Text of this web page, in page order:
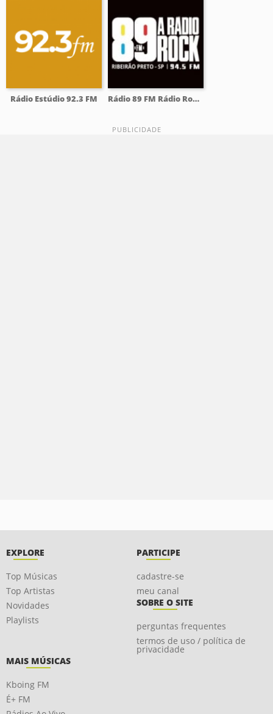
Rádio Estúdio 92.3 FM Rádio 89 FM Rádio Rock 94.5 FM
EXPLORE
Top Músicas
Top Artistas
Novidades
Playlists
PARTICIPE
cadastre-se
meu canal
SOBRE O SITE
perguntas frequentes
termos de uso / política de
privacidade
MAIS MÚSICAS
Kboing FM
É+ FM